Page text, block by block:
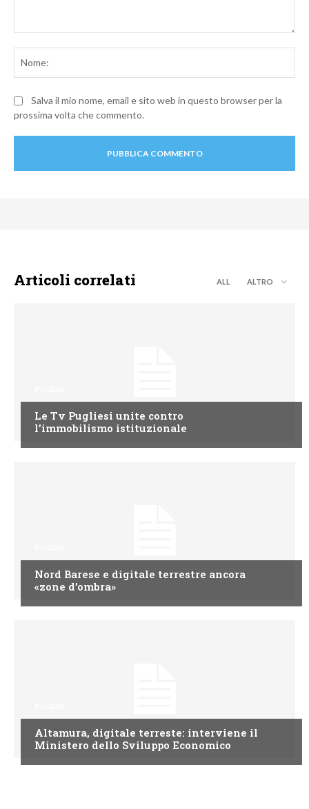
Salva il mio nome, email e sito web in questo browser per la
prossima volta che commento.
Articoli correlati ALL ALTRO
Le Tv Pugliesi unite contro
l’immobilismo istituzionale
Nord Barese e digitale terrestre ancora
«zone d’ombra»
Altamura, digitale terreste: interviene il
Ministero dello Sviluppo Economico